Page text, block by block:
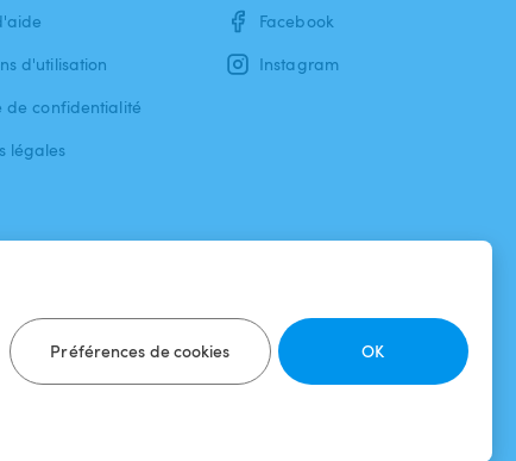
Préférences de cookies OK
d'utilisation
de confidentialité
légales
Facebook
Instagram